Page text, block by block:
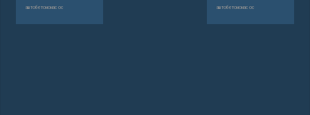
автобетононасос автобетононасос